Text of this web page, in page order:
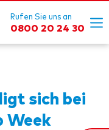
Rufen Sie uns an
0800 20 24 30
sich bei
Week